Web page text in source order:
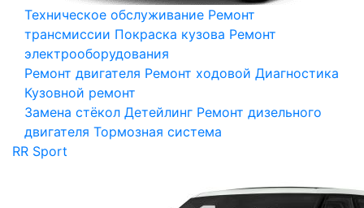
Техническое обслуживание Ремонт
трансмиссии Покраска кузова Ремонт
электрооборудования
Ремонт двигателя Ремонт ходовой Диагностика
Кузовной ремонт
Замена стёкол Детейлинг Ремонт дизельного
двигателя Тормозная система
RR Sport